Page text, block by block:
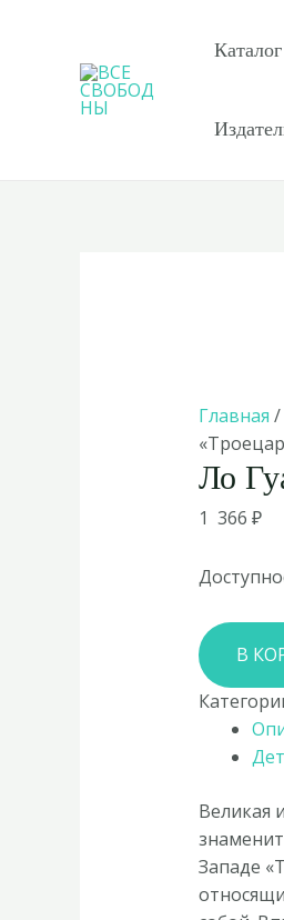
содержимому
Каталог
Главная /
Ло
1 366 ₽
товара
Ло
Гуань-
В
Великая
Западе